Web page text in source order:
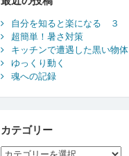
自分を知ると楽になる ３
超簡単！暑さ対策
キッチンで遭遇した黒い物体
ゆっくり動く
魂への記録
カテゴリー
カ